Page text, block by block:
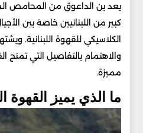
يعد بن الداعوق من المحامص
كبير من اللبنانيين خاصة بين
الكلاسيكي للقهوة اللبنانية.
والاهتمام بالتفاصيل التي تمنح
مميزة.
ما الذي يميز القهوة